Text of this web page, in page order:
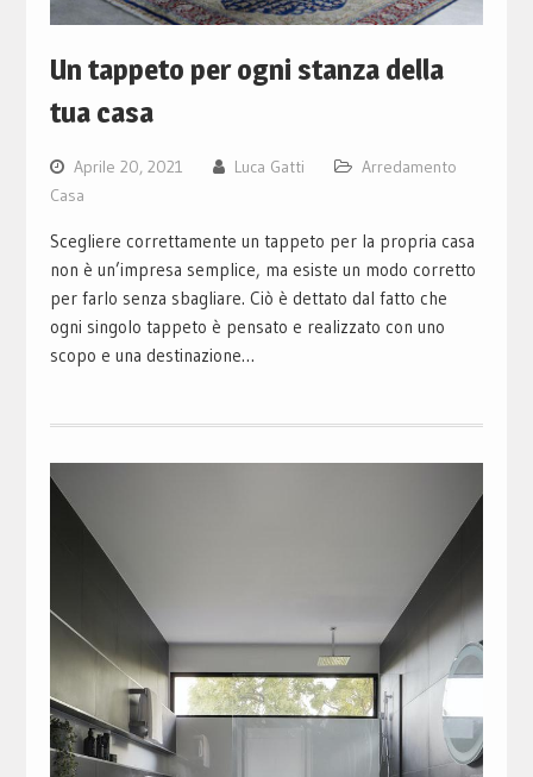
Un tappeto per ogni stanza della
tua casa
Aprile 20, 2021 Luca Gatti
Arredamento
Casa
Scegliere correttamente un tappeto per la propria casa
non è un’impresa semplice, ma esiste un modo corretto
per farlo senza sbagliare. Ciò è dettato dal fatto che
ogni singolo tappeto è pensato e realizzato con uno
scopo e una destinazione…